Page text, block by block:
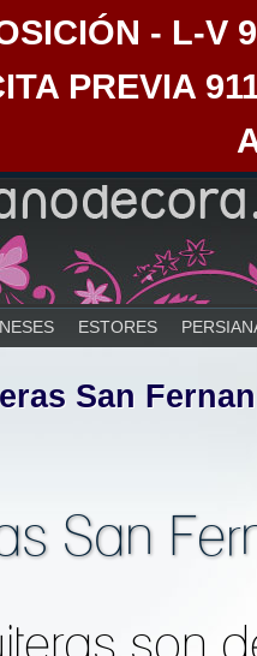
- L-V
PREVIA
ESTORES
San
San
son